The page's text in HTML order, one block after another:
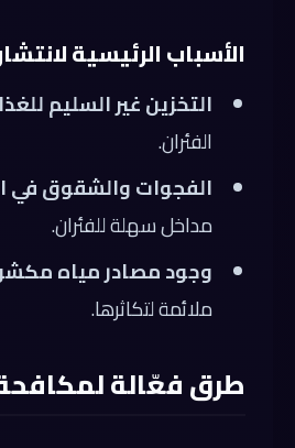
الأسباب الرئيسية
التخزين غير السليم
الفئران.
الفجوات والشقوق في
مداخل سهلة للفئران.
وجود مصادر مياه
ملائمة لتكاثرها.
طرق فعّالة لمكافحة